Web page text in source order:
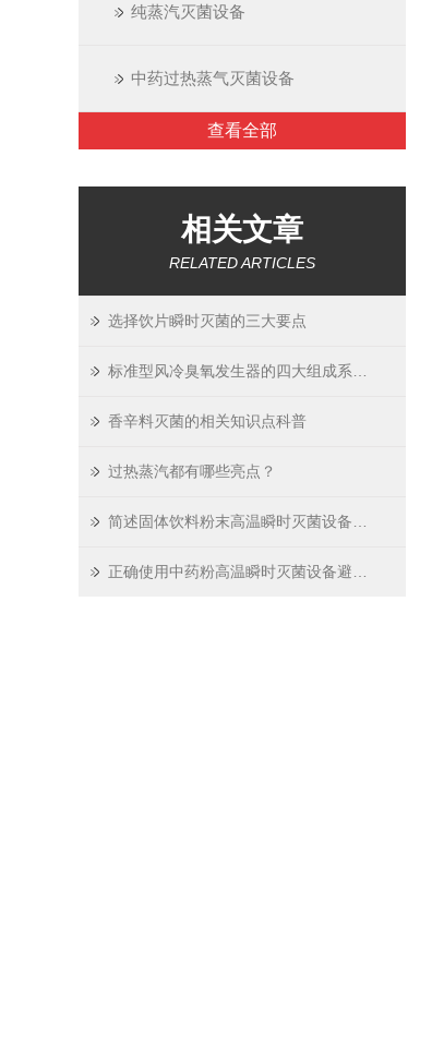
纯蒸汽灭菌设备
中药过热蒸气灭菌设备
查看全部
相关文章
RELATED ARTICLES
选择饮片瞬时灭菌的三大要点
香辛料灭菌的相关知识点科普
过热蒸汽都有哪些亮点？